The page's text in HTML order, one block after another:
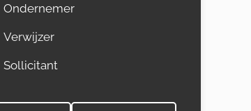
Ondernemer
Verwijzer
Sollicitant